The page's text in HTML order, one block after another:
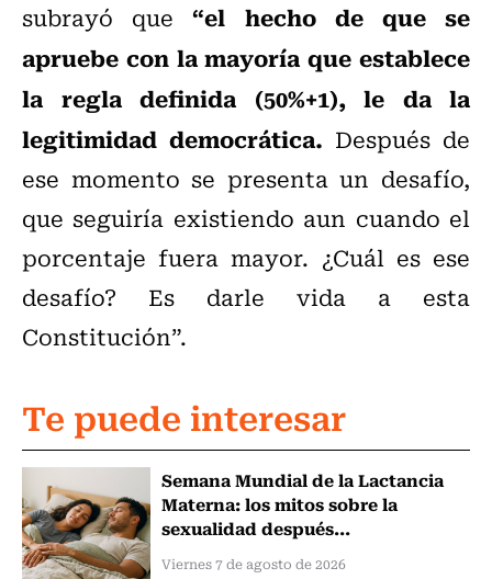
subrayó que“el hecho de que se
apruebe con la mayoría que establece
la regla definida (50%+1), le da la
legitimidad democrática. Después de
ese momento se presenta un desafío,
que seguiría existiendo aun cuando el
porcentaje fuera mayor. ¿Cuál es ese
desafío? Es darle vida a esta
Constitución”.
Te puede interesar
Semana Mundial de la Lactancia
Materna: los mitos sobre la
sexualidad después...
Viernes 7 de agosto de 2026